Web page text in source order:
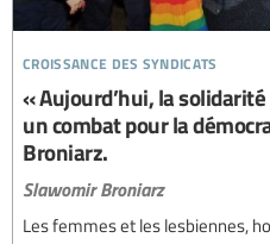
croissance des syndicats
« Aujourd’hui, la
un combat pour la
Broniarz.
Slawomir Broniarz
Les femmes et les lesbiennes,